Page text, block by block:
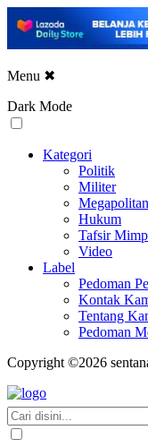
Menu ✖
Dark Mode
Kategori
Politik
Militer
Megapolitan
Hukum
Tafsir
Video
Label
Pedoman
Kontak
Tentang
Pedoman
Copyright ©2026